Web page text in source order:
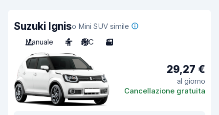
Suzuki Igniso Mini SUV simile
Manuale
4 A/C 3
29,27 €
al giorno
Cancellazione gratuita